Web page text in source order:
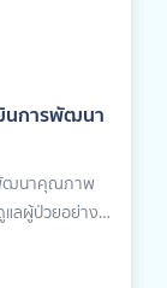
นการพัฒนา
พัฒนาคุณภาพ
ลผู้ป่วยอย่าง